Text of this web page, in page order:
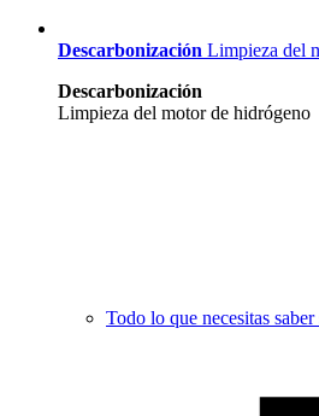
Descarbonización Limpieza del
Descarbonización
Limpieza del motor de hidrógeno
Todo lo que necesitas